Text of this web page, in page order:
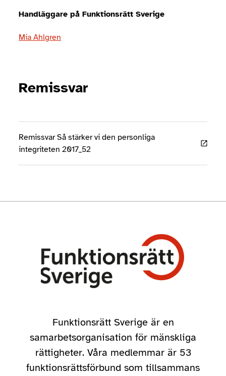
Handläggare på Funktionsrätt Sverige
Mia Ahlgren
Remissvar
Remissvar Så stärker vi den personliga
integriteten 2017_52
Funktionsrätt Sverige är en
samarbetsorganisation för mänskliga
rättigheter. Våra medlemmar är 53
funktionsrättsförbund som tillsammans